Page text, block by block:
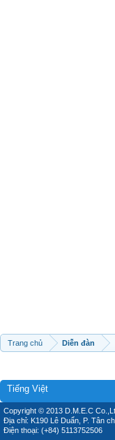
Trang chủ Diễn đàn
Tiếng Việt
Copyright © 2013 D.M.E.C
Địa chỉ: K190 Lê Duẩn, P. Tân
Điện thoại: (+84) 5113752506